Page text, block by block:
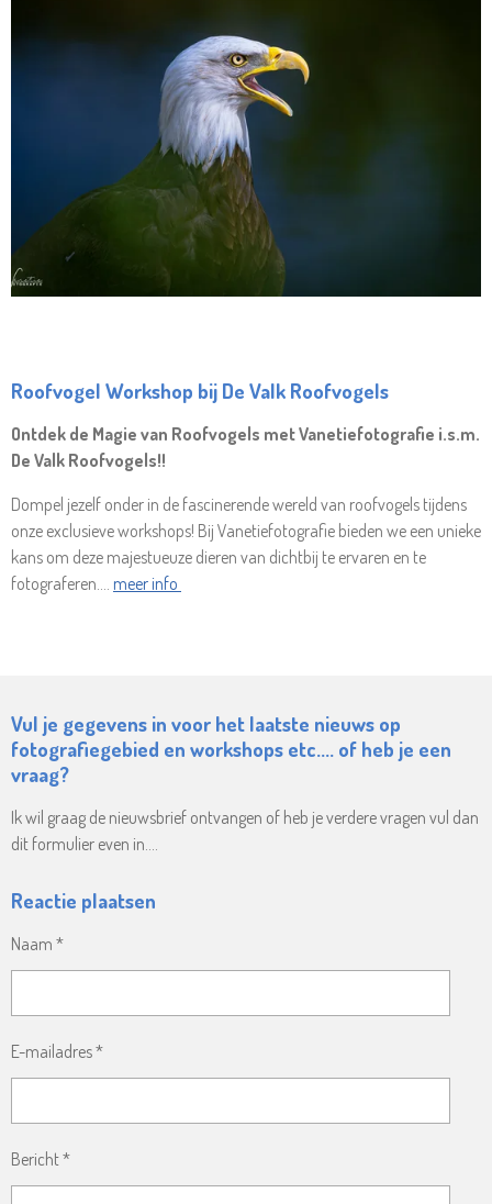
Roofvogel Workshop bij De Valk Roofvogels
Ontdek de Magie van Roofvogels met Vanetiefotografie i.s.m.
De Valk Roofvogels!!
Dompel jezelf onder in de fascinerende wereld van roofvogels tijdens
onze exclusieve workshops! Bij Vanetiefotografie bieden we een unieke
kans om deze majestueuze dieren van dichtbij te ervaren en te
fotograferen.... meer info
Vul je gegevens in voor het laatste nieuws op
fotografiegebied en workshops etc.... of heb je een
vraag?
Ik wil graag de nieuwsbrief ontvangen of heb je verdere vragen vul dan
dit formulier even in....
Reactie plaatsen
Naam *
E-mailadres *
Bericht *